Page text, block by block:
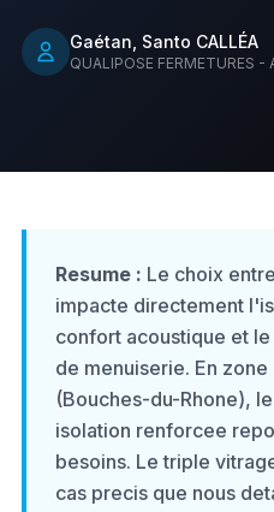
Portes d'entrée
Contact
Demander un
Gaétan, Santo CALLÉA
QUALIPOSE FERMETURES
Resume : Le choix
impacte directement
confort acoustique et
de menuiserie. En
(Bouches-du-Rhone),
isolation renforcee
besoins. Le triple
cas precis que nous